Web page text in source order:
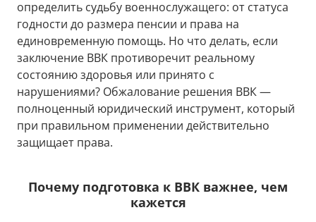
определить судьбу военнослужащего: от статуса
годности до размера пенсии и права на
единовременную помощь. Но что делать, если
заключение ВВК противоречит реальному
состоянию здоровья или принято с
нарушениями? Обжалование решения ВВК —
полноценный юридический инструмент, который
при правильном применении действительно
защищает права.
Почему подготовка к ВВК важнее, чем
кажется